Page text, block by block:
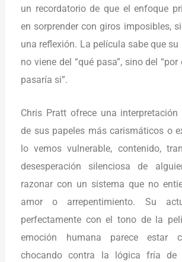
un recordatorio de que el enfoque
en sorprender con giros imposibles,
una reflexión. La película sabe que
no viene del “qué pasa”, sino del “por
pasaría si”.
Chris Pratt ofrece una interpretación
de sus papeles más carismáticos o
lo vemos vulnerable, contenido,
desesperación silenciosa de
razonar con un sistema que no
amor o arrepentimiento. Su
perfectamente con el tono de la
emoción humana parece estar
chocando contra la lógica fría de